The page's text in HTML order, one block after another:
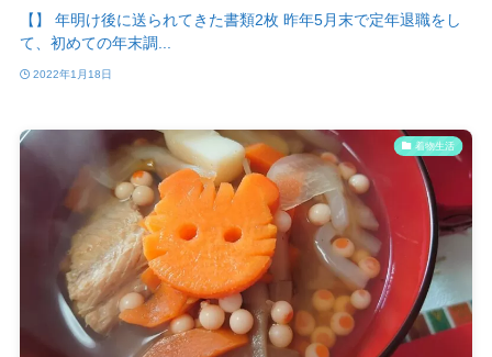
【】 年明け後に送られてきた書類2枚 昨年5月末で定年退職をし
て、初めての年末調...
2022年1月18日
着物生活